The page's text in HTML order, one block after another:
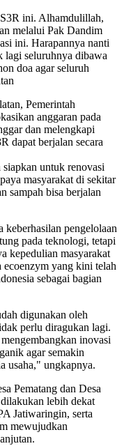
ini. Alhamdulillah,
melalui Pak Dandim
ini. Harapannya nanti
lagi seluruhnya dibawa
doa agar seluruh
Pemerintah
anggaran pada
dan melengkapi
dapat berjalan secara
untuk renovasi
masyarakat di sekitar
sampah bisa berjalan
pengelolaan
pada teknologi, tetapi
kepedulian masyarakat
ecoenzym yang kini telah
sebagai bagian
digunakan oleh
perlu diragukan lagi.
inovasi
agar semakin
usaha," ungkapnya.
Pematang dan Desa
lebih dekat
Jatiwaringin, serta
mewujudkan